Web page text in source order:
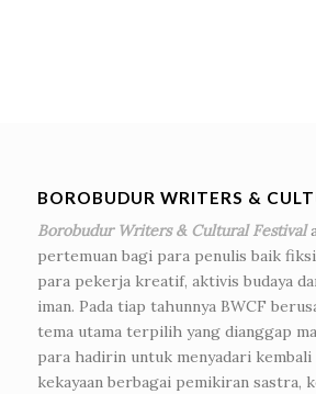
BOROBUDUR WRITERS &
Borobudur Writers & Cultural Festival
pertemuan bagi para penulis baik
para pekerja kreatif, aktivis budaya
iman. Pada tiap tahunnya BWCF
tema utama terpilih yang dianggap
para hadirin untuk menyadari kembali
kekayaan berbagai pemikiran sastra,